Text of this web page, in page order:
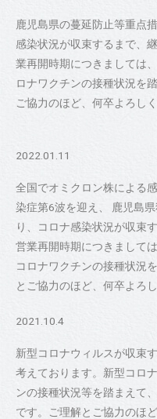
鹿児島県の蔓延防止等重点
感染状況が収束するまで、
業再開時期につきましては
ロナワクチンの接種状況を
ご協力のほど、何卒よろし
2022.01.11
全国でオミクロン株による
染症第6波を迎え、 鹿児島
り、コロナ感染状況が収束
営業再開時期につきまして
コロナワクチンの接種状況
とご協力のほど、何卒よろ
2021.10.4
新型コロナウィルスが収束
考えております。新型コロ
ンの接種状況等を踏まえて
です。ご理解とご協力のほ